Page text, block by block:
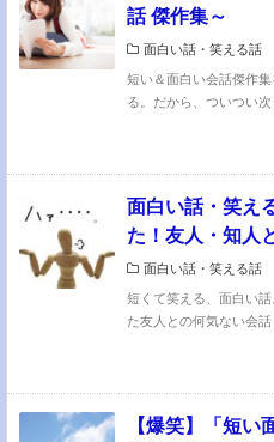
話 傑作集～
面白い話・笑える話
短い＆面白い会話傑作
る。だから、ついつい次
面白い話・笑え
た！友人・知人
面白い話・笑える話
短くて笑える、面白い
た友人との何気ない会話
【爆笑】「短